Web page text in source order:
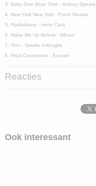
3. Baby One More Time - Britney Spears
4. New York New York - Frank Sinatra
5. Flashdance - Irene Cara
6. Wake Me Up Before - Wham
7. Torn - Natalie Imbruglia
8. Final Countdown - Europe
Reacties
Ook interessant